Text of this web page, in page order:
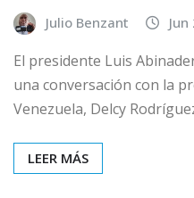
Julio Benzant
El presidente Luis
una conversación con la
Venezuela, Delcy
LEER MÁS